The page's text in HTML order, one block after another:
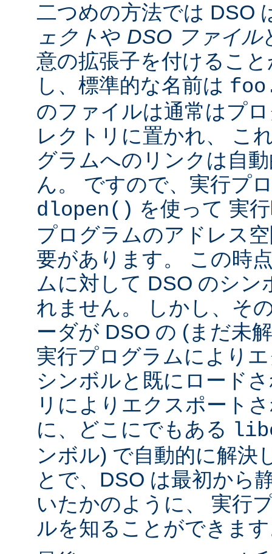
二つめの方法では DSO
ェクトや DSO ファイル
意の拡張子を付けるこ
し、標準的な名前は
のファイルは通常はプ
レクトリに置かれ、 こ
グラムへのリンクは自
ん。 ですので、実行プ
dlopen() を使って 実
プログラムのアドレス
要があります。 この時
ムに対して DSO のシン
れません。 しかし、そ
ーダが DSO の (まだ未
実行プログラムにより
シンボルと既にロード
リによりエクスポート
に、どこにでもある
ンボル) で自動的に解決
とで、DSO は最初から
いたかのように、 実行
ルを知ることができま